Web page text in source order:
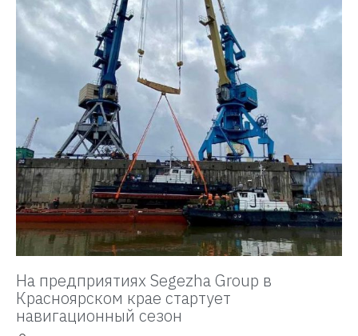
На предприятиях Segezha Group в
Красноярском крае стартует
навигационный сезон